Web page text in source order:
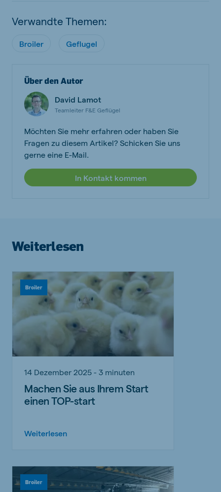
Verwandte Themen:
Broiler Geflugel
Über den Autor
David Lamot
Teamleiter F&E Geflügel
Möchten Sie mehr erfahren oder haben Sie
Fragen zu diesem Artikel? Schicken Sie uns
gerne eine E-Mail.
In Kontakt kommen
Weiterlesen
Broiler
14 Dezember 2025 - 3 minuten
Machen Sie aus Ihrem Start
einen TOP-start
Weiterlesen
Broiler